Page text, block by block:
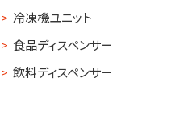
冷凍機ユニット
食品ディスペンサー
飲料ディスペンサー